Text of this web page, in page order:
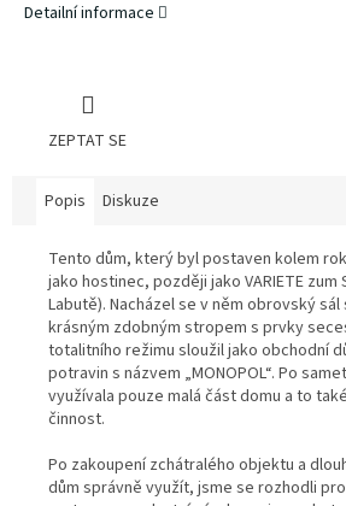
Detailní informace
ZEPTAT SE
Popis Diskuze
Tento dům, který byl postaven kolem
jako hostinec, později jako VARIETE zum
Labutě). Nacházel se v něm obrovský sál
krásným zdobným stropem s prvky
totalitního režimu sloužil jako obchodní
potravin s názvem „MONOPOL“. Po
využívala pouze malá část domu a to
činnost.
Po zakoupení zchátralého objektu a
dům správně využít, jsme se rozhodli